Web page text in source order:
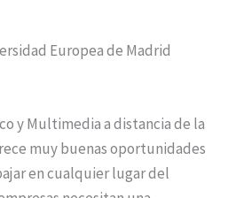
Europea de Madrid
y Multimedia a distancia de la
muy buenas oportunidades
en cualquier lugar del